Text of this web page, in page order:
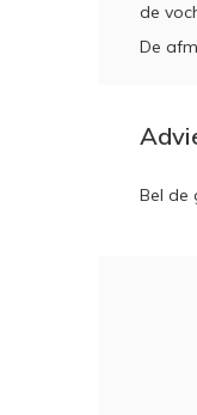
de
De
Bel de